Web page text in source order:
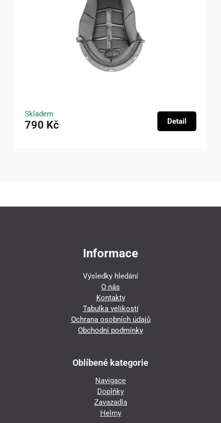
Skladem
790 Kč Detail
Informace
Výsledky hledání
O nás
Kontakty
Tabulka velikostí
Ochrana osobních údajů
Obchodní podmínky
Oblíbené kategorie
Navigace
Doplňky
Zavazadla
Helmy